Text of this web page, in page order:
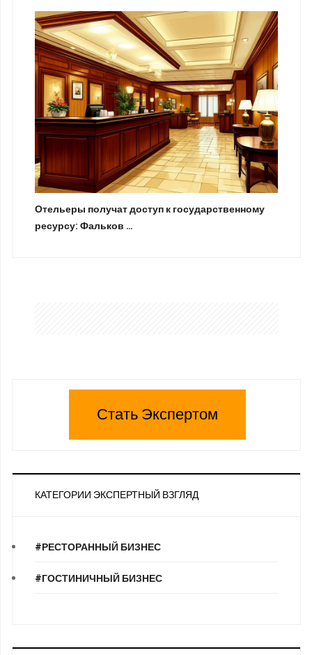
Отельеры получат доступ к государственному
ресурсу: Фальков …
Стать Экспертом
КАТЕГОРИИ ЭКСПЕРТНЫЙ ВЗГЛЯД
#РЕСТОРАННЫЙ БИЗНЕС
#ГОСТИНИЧНЫЙ БИЗНЕС